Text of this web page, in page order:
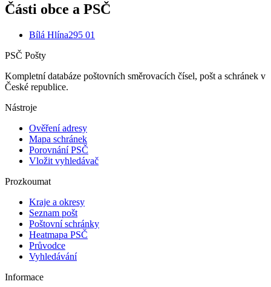
Části obce a PSČ
Bílá Hlína295 01
PSČ Pošty
Kompletní databáze poštovních směrovacích čísel, pošt a schránek v
České republice.
Nástroje
Ověření adresy
Mapa schránek
Porovnání PSČ
Vložit vyhledávač
Prozkoumat
Kraje a okresy
Seznam pošt
Poštovní schránky
Heatmapa PSČ
Průvodce
Vyhledávání
Informace